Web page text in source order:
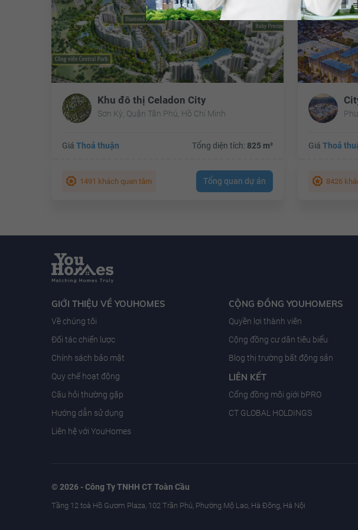
Khu đô thị Celadon City
Sơn Kỳ, Quận Tân Phú, Hồ Chí Minh
Giá Thoả thuận Tổng diện tích: 825 m²
1491 khách quan tâm Tổng quan dự án
Giá Thoả
8426
GIỚI THIỆU VỀ YOUHOMES
Về chúng tôi
Đối tác chiến lược
Chính sách bảo mật
Quy chế hoạt động
Câu hỏi thường gặp
Hướng dẫn sử dụng
Liên hệ với YouHomes
CỘNG ĐỒNG YOUHOMERS
Quyền lợi thành viên
Cộng đồng cư dân tiêu biểu
Blog thị trường bất động sản
LIÊN KẾT
Cổng đồng môi giới bPRO
CT GLOBAL HOLDINGS
© 2026 - Công Ty TNHH CT Toàn Cầu
Tầng 12 toà Hồ Gươm Plaza, 102 Trần Phú, Phường Mộ Lao, Hà Đông, Hà Nội